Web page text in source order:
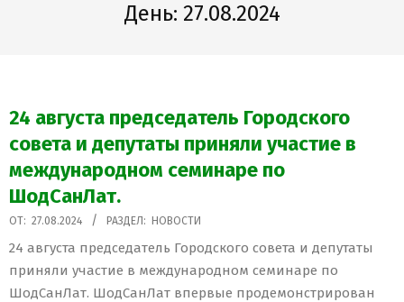
День: 27.08.2024
24 августа председатель Городского
совета и депутаты приняли участие в
международном семинаре по
ШодСанЛат.
2024-
08-
27
ОТ: 27.08.2024 РАЗДЕЛ: НОВОСТИ
24 августа председатель Городского совета и депутаты
приняли участие в международном семинаре по
ШодСанЛат. ШодСанЛат впервые продемонстрирован